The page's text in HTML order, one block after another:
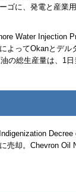
ゴに、発電と産業
Water Injection
よってOkanとデル
の総生産量は、1日
Decree
売却。 Chevron Oil